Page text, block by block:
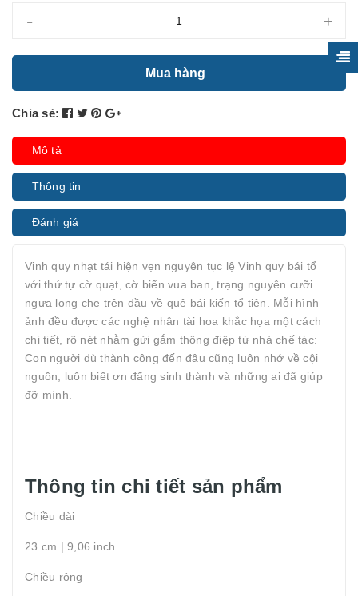
- +
Mua hàng
Chia sẻ:
Mô tả
Thông tin
Đánh giá
Vinh quy nhạt tái hiện vẹn nguyên tục lệ Vinh quy bái tổ
với thứ tự cờ quạt, cờ biển vua ban, trạng nguyên cưỡi
ngựa lọng che trên đầu về quê bái kiến tổ tiên. Mỗi hình
ảnh đều được các nghệ nhân tài hoa khắc họa một cách
chi tiết, rõ nét nhằm gửi gắm thông điệp từ nhà chế tác:
Con người dù thành công đến đâu cũng luôn nhớ về cội
nguồn, luôn biết ơn đấng sinh thành và những ai đã giúp
đỡ mình.
Thông tin chi tiết sản phẩm
Chiều dài
23 cm | 9,06 inch
Chiều rộng